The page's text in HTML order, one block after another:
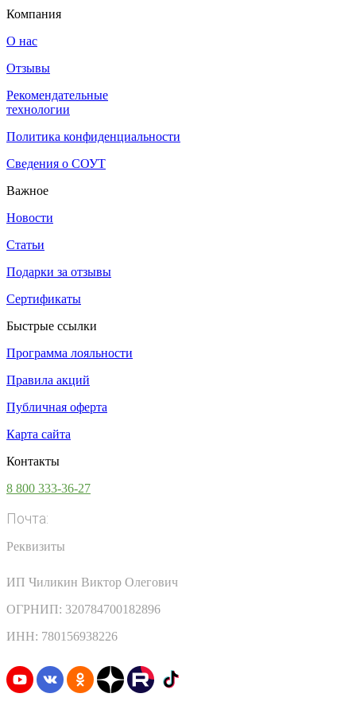
Компания
О нас
Отзывы
Рекомендательные
технологии
Политика конфиденциальности
Сведения о СОУТ
Важное
Новости
Статьи
Подарки за отзывы
Сертификаты
Быстрые ссылки
Программа лояльности
Правила акций
Публичная оферта
Карта сайта
Контакты
8 800 333-36-27
Почта:
Реквизиты
ИП Чиликин Виктор Олегович
ОГРНИП: 320784700182896
ИНН: 780156938226